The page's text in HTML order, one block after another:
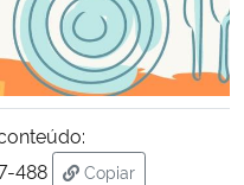
488
Copiar